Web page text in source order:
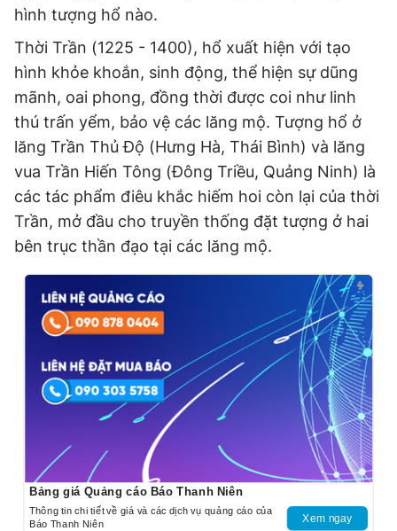
hình tượng hổ nào.
Thời Trần (1225 - 1400), hổ xuất hiện với tạo
hình khỏe khoắn, sinh động, thể hiện sự dũng
mãnh, oai phong, đồng thời được coi như linh
thú trấn yểm, bảo vệ các lăng mộ. Tượng hổ ở
lăng Trần Thủ Độ (Hưng Hà, Thái Bình) và lăng
vua Trần Hiến Tông (Đông Triều, Quảng Ninh) là
các tác phẩm điêu khắc hiếm hoi còn lại của thời
Trần, mở đầu cho truyền thống đặt tượng ở hai
bên trục thần đạo tại các lăng mộ.
Bảng giá Quảng cáo Báo Thanh Niên
Thông tin chi tiết về giá và các dịch vụ quảng cáo của
Báo Thanh Niên
Xem ngay